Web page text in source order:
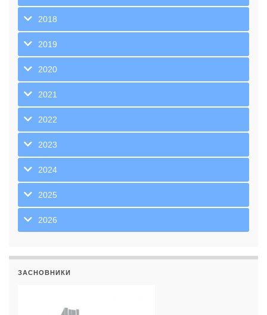
2018
2019
2020
2021
2022
2023
2024
2025
2026
ЗАСНОВНИКИ